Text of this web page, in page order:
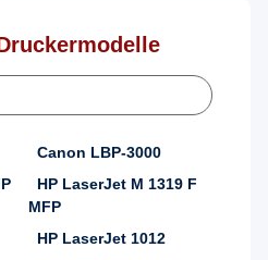
Canon LBP-3000
HP LaserJet M 1319 F
MFP
HP LaserJet 1012